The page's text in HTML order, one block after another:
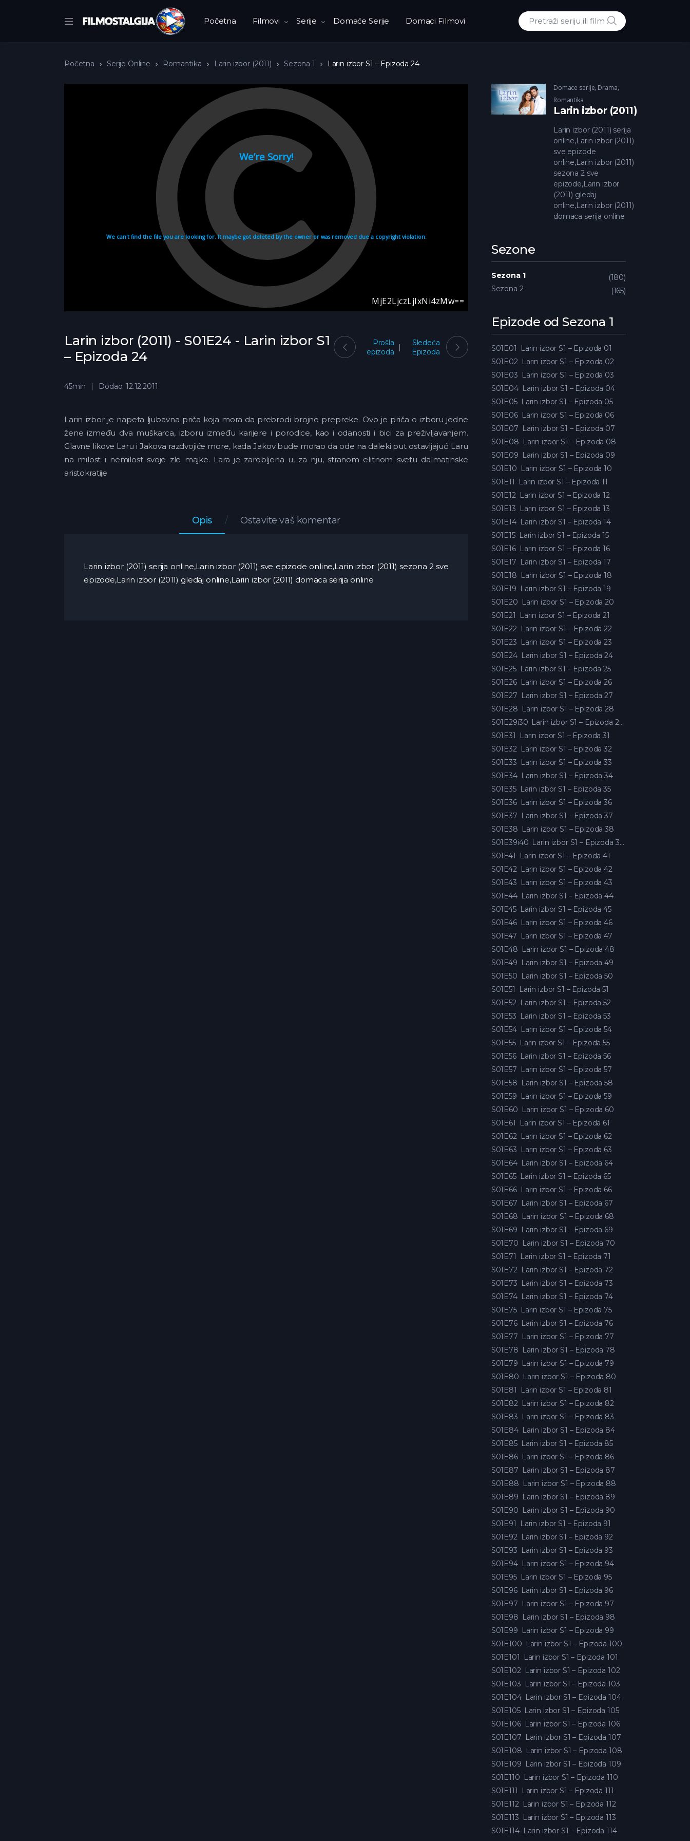
Početna Filmovi Serije Domaće Serije Domaci Filmovi
Traži:
POTRAZI
Početna Serije Online Romantika Larin izbor (2011) Sezona 1 Larin izbor S1 – Epizoda 24
Larin izbor (2011) - S01E24 - Larin izbor S1
– Epizoda 24
Prošla
epizoda
Sledeća
Epizoda
45min Dodao: 12.12.2011
Larin izbor je napeta ljubavna priča koja mora da prebrodi brojne prepreke. Ovo je priča o izboru jedne
žene između dva muškarca, izboru između karijere i porodice, kao i odanosti i bici za preživljavanjem.
Glavne likove Laru i Jakova razdvojiće more, kada Jakov bude morao da ode na daleki put ostavljajući Laru
na milost i nemilost svoje zle majke. Lara je zarobljena u, za nju, stranom elitnom svetu dalmatinske
aristokratije
Opis Ostavite vaš komentar
Larin izbor (2011) serija online,Larin izbor (2011) sve epizode online,Larin izbor (2011) sezona 2 sve
epizode,Larin izbor (2011) gledaj online,Larin izbor (2011) domaca serija online
Domace serije, Drama,
Romantika
Larin izbor (2011)
Larin izbor (2011) serija
online,Larin izbor (2011)
sve epizode
online,Larin izbor (2011)
sezona 2 sve
epizode,Larin izbor
(2011) gledaj
online,Larin izbor (2011)
domaca serija online
Sezone
Sezona 1
180
Sezona 2
165
Epizode od Sezona 1
S01E01
Larin izbor S1 – Epizoda 01
S01E02 Larin izbor S1 – Epizoda 02
S01E03 Larin izbor S1 – Epizoda 03
S01E04 Larin izbor S1 – Epizoda 04
S01E05 Larin izbor S1 – Epizoda 05
S01E06 Larin izbor S1 – Epizoda 06
S01E07 Larin izbor S1 – Epizoda 07
S01E08 Larin izbor S1 – Epizoda 08
S01E09 Larin izbor S1 – Epizoda 09
S01E10 Larin izbor S1 – Epizoda 10
S01E11
Larin izbor S1 – Epizoda 11
S01E12 Larin izbor S1 – Epizoda 12
S01E13 Larin izbor S1 – Epizoda 13
S01E14 Larin izbor S1 – Epizoda 14
S01E15 Larin izbor S1 – Epizoda 15
S01E16 Larin izbor S1 – Epizoda 16
S01E17 Larin izbor S1 – Epizoda 17
S01E18 Larin izbor S1 – Epizoda 18
S01E19 Larin izbor S1 – Epizoda 19
S01E20 Larin izbor S1 – Epizoda 20
S01E21
Larin izbor S1 – Epizoda 21
S01E22 Larin izbor S1 – Epizoda 22
S01E23 Larin izbor S1 – Epizoda 23
S01E24 Larin izbor S1 – Epizoda 24
S01E25 Larin izbor S1 – Epizoda 25
S01E26 Larin izbor S1 – Epizoda 26
S01E27 Larin izbor S1 – Epizoda 27
S01E28 Larin izbor S1 – Epizoda 28
S01E29i30
Larin izbor S1 – Epizoda 29 i 30
S01E31
Larin izbor S1 – Epizoda 31
S01E32 Larin izbor S1 – Epizoda 32
S01E33 Larin izbor S1 – Epizoda 33
S01E34 Larin izbor S1 – Epizoda 34
S01E35 Larin izbor S1 – Epizoda 35
S01E36 Larin izbor S1 – Epizoda 36
S01E37 Larin izbor S1 – Epizoda 37
S01E38 Larin izbor S1 – Epizoda 38
S01E39i40
Larin izbor S1 – Epizoda 39 i 40
S01E41
Larin izbor S1 – Epizoda 41
S01E42 Larin izbor S1 – Epizoda 42
S01E43 Larin izbor S1 – Epizoda 43
S01E44 Larin izbor S1 – Epizoda 44
S01E45 Larin izbor S1 – Epizoda 45
S01E46 Larin izbor S1 – Epizoda 46
S01E47 Larin izbor S1 – Epizoda 47
S01E48 Larin izbor S1 – Epizoda 48
S01E49 Larin izbor S1 – Epizoda 49
S01E50 Larin izbor S1 – Epizoda 50
S01E51
Larin izbor S1 – Epizoda 51
S01E52 Larin izbor S1 – Epizoda 52
S01E53 Larin izbor S1 – Epizoda 53
S01E54 Larin izbor S1 – Epizoda 54
S01E55 Larin izbor S1 – Epizoda 55
S01E56 Larin izbor S1 – Epizoda 56
S01E57 Larin izbor S1 – Epizoda 57
S01E58 Larin izbor S1 – Epizoda 58
S01E59 Larin izbor S1 – Epizoda 59
S01E60 Larin izbor S1 – Epizoda 60
S01E61
Larin izbor S1 – Epizoda 61
S01E62 Larin izbor S1 – Epizoda 62
S01E63 Larin izbor S1 – Epizoda 63
S01E64 Larin izbor S1 – Epizoda 64
S01E65 Larin izbor S1 – Epizoda 65
S01E66 Larin izbor S1 – Epizoda 66
S01E67 Larin izbor S1 – Epizoda 67
S01E68 Larin izbor S1 – Epizoda 68
S01E69 Larin izbor S1 – Epizoda 69
S01E70 Larin izbor S1 – Epizoda 70
S01E71
Larin izbor S1 – Epizoda 71
S01E72 Larin izbor S1 – Epizoda 72
S01E73 Larin izbor S1 – Epizoda 73
S01E74 Larin izbor S1 – Epizoda 74
S01E75 Larin izbor S1 – Epizoda 75
S01E76 Larin izbor S1 – Epizoda 76
S01E77 Larin izbor S1 – Epizoda 77
S01E78 Larin izbor S1 – Epizoda 78
S01E79 Larin izbor S1 – Epizoda 79
S01E80 Larin izbor S1 – Epizoda 80
S01E81
Larin izbor S1 – Epizoda 81
S01E82 Larin izbor S1 – Epizoda 82
S01E83 Larin izbor S1 – Epizoda 83
S01E84 Larin izbor S1 – Epizoda 84
S01E85 Larin izbor S1 – Epizoda 85
S01E86 Larin izbor S1 – Epizoda 86
S01E87 Larin izbor S1 – Epizoda 87
S01E88 Larin izbor S1 – Epizoda 88
S01E89 Larin izbor S1 – Epizoda 89
S01E90 Larin izbor S1 – Epizoda 90
S01E91
Larin izbor S1 – Epizoda 91
S01E92 Larin izbor S1 – Epizoda 92
S01E93 Larin izbor S1 – Epizoda 93
S01E94 Larin izbor S1 – Epizoda 94
S01E95 Larin izbor S1 – Epizoda 95
S01E96 Larin izbor S1 – Epizoda 96
S01E97 Larin izbor S1 – Epizoda 97
S01E98 Larin izbor S1 – Epizoda 98
S01E99 Larin izbor S1 – Epizoda 99
S01E100 Larin izbor S1 – Epizoda 100
S01E101
Larin izbor S1 – Epizoda 101
S01E102 Larin izbor S1 – Epizoda 102
S01E103 Larin izbor S1 – Epizoda 103
S01E104 Larin izbor S1 – Epizoda 104
S01E105 Larin izbor S1 – Epizoda 105
S01E106 Larin izbor S1 – Epizoda 106
S01E107 Larin izbor S1 – Epizoda 107
S01E108 Larin izbor S1 – Epizoda 108
S01E109 Larin izbor S1 – Epizoda 109
S01E110 Larin izbor S1 – Epizoda 110
S01E111
Larin izbor S1 – Epizoda 111
S01E112 Larin izbor S1 – Epizoda 112
S01E113 Larin izbor S1 – Epizoda 113
S01E114 Larin izbor S1 – Epizoda 114